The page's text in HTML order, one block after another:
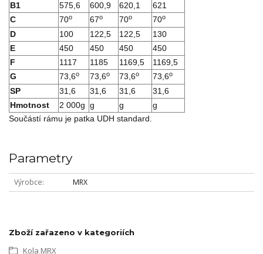
B1
575,6 600,9 620,1
621
C
70o 67o 70o 70o
D 100 122,5 122,5
130
E
450 450 450
450
F
1117 1185 1169,5
1169,5
G
73,6o 73,6o 73,6o 73,6o
SP 31,6 31,6 31,6
31,6
Hmotnost
2 000g g g
g
Součástí rámu je patka UDH standard.
Parametry
Výrobce MRX
Zboží zařazeno v kategoriích
Kola MRX